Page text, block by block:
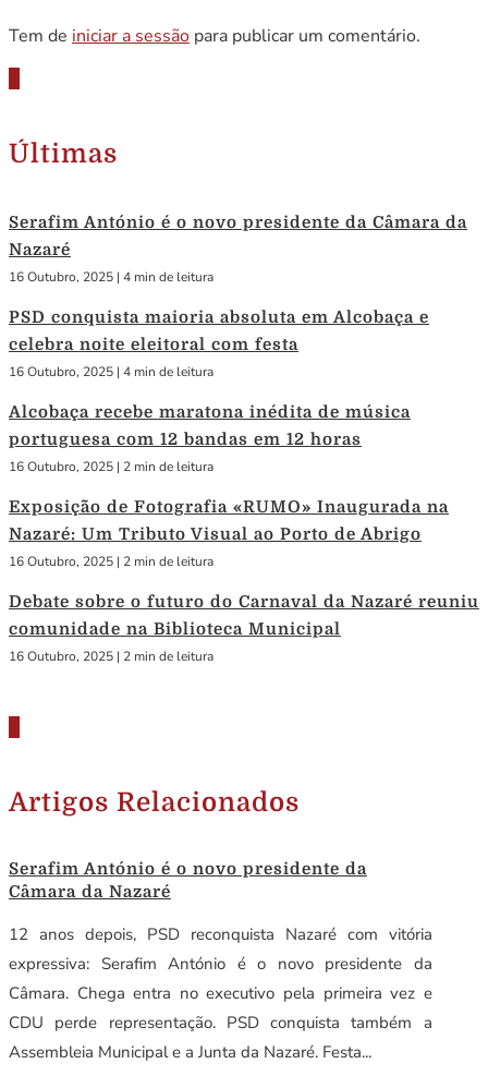
Tem de iniciar a sessão para publicar um comentário.
Últimas
Serafim António é o novo presidente da Câmara da
Nazaré
16 Outubro, 2025 | 4 min de leitura
PSD conquista maioria absoluta em Alcobaça e
celebra noite eleitoral com festa
16 Outubro, 2025 | 4 min de leitura
Alcobaça recebe maratona inédita de música
portuguesa com 12 bandas em 12 horas
16 Outubro, 2025 | 2 min de leitura
Exposição de Fotografia «RUMO» Inaugurada na
Nazaré: Um Tributo Visual ao Porto de Abrigo
16 Outubro, 2025 | 2 min de leitura
Debate sobre o futuro do Carnaval da Nazaré reuniu
comunidade na Biblioteca Municipal
16 Outubro, 2025 | 2 min de leitura
Artigos Relacionados
Serafim António é o novo presidente da
Câmara da Nazaré
12 anos depois, PSD reconquista Nazaré com vitória
expressiva: Serafim António é o novo presidente da
Câmara. Chega entra no executivo pela primeira vez e
CDU perde representação. PSD conquista também a
Assembleia Municipal e a Junta da Nazaré. Festa...